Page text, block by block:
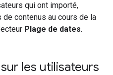
qui ont importé,
contenus au cours de la
Plage de dates.
les utilisateurs